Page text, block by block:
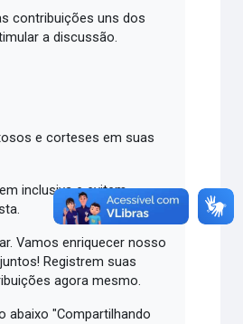
contribuições uns dos
a discussão.
e corteses em suas
inclusiva e evitem
Vamos enriquecer nosso
Registrem suas
agora mesmo.
abaixo "Compartilhando